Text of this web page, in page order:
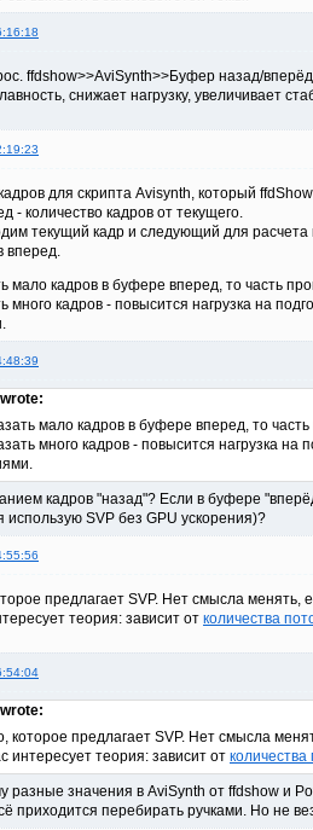
ffdshow>>AviSynth>>Буфер назад/
снижает нагрузку, увеличивает
для скрипта Avisynth, который
- количество кадров от текущего.
текущий кадр и следующий для
вперед.
мало кадров в буфере вперед, то часть
много кадров - повысится нагрузка на
мало кадров в буфере вперед, то
много кадров - повысится нагрузка
кадров "назад"? Если в буфере
использую SVP без GPU ускорения)?
предлагает SVP. Нет смысла менять,
теория: зависит от количества
которое предлагает SVP. Нет смысла
интересует теория: зависит от количества
разные значения в AviSynth от ffdshow и
приходится перебирать ручками. Но не